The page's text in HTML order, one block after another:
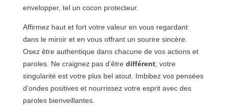
envelopper, tel un cocon protecteur.
Affirmez haut et fort votre valeur en vous regardant
dans le miroir et en vous offrant un sourire sincère.
Osez être authentique dans chacune de vos actions et
paroles. Ne craignez pas d’être différent; votre
singularité est votre plus bel atout. Imbibez vos pensées
d’ondes positives et nourrissez votre esprit avec des
paroles bienveillantes.